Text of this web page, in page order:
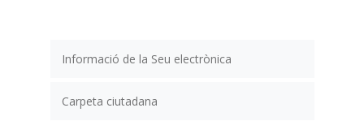
Informació de la Seu electrònica
Carpeta ciutadana